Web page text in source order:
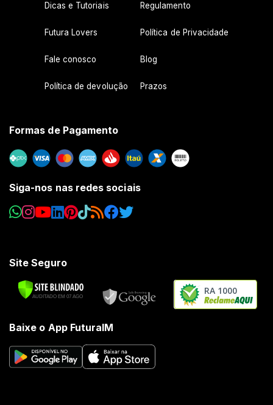
Dicas e Tutoriais Regulamento
Futura Lovers Política de Privacidade
Fale conosco Blog
Política de devolução Prazos
Formas de Pagamento
Siga-nos nas redes sociais
Site Seguro
RA 1000
Baixe o App FuturaIM